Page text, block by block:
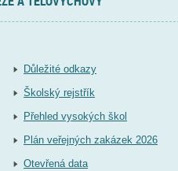
Důležité odkazy
Školský rejstřík
Přehled vysokých škol
Plán veřejných zakázek 2026
Otevřená data